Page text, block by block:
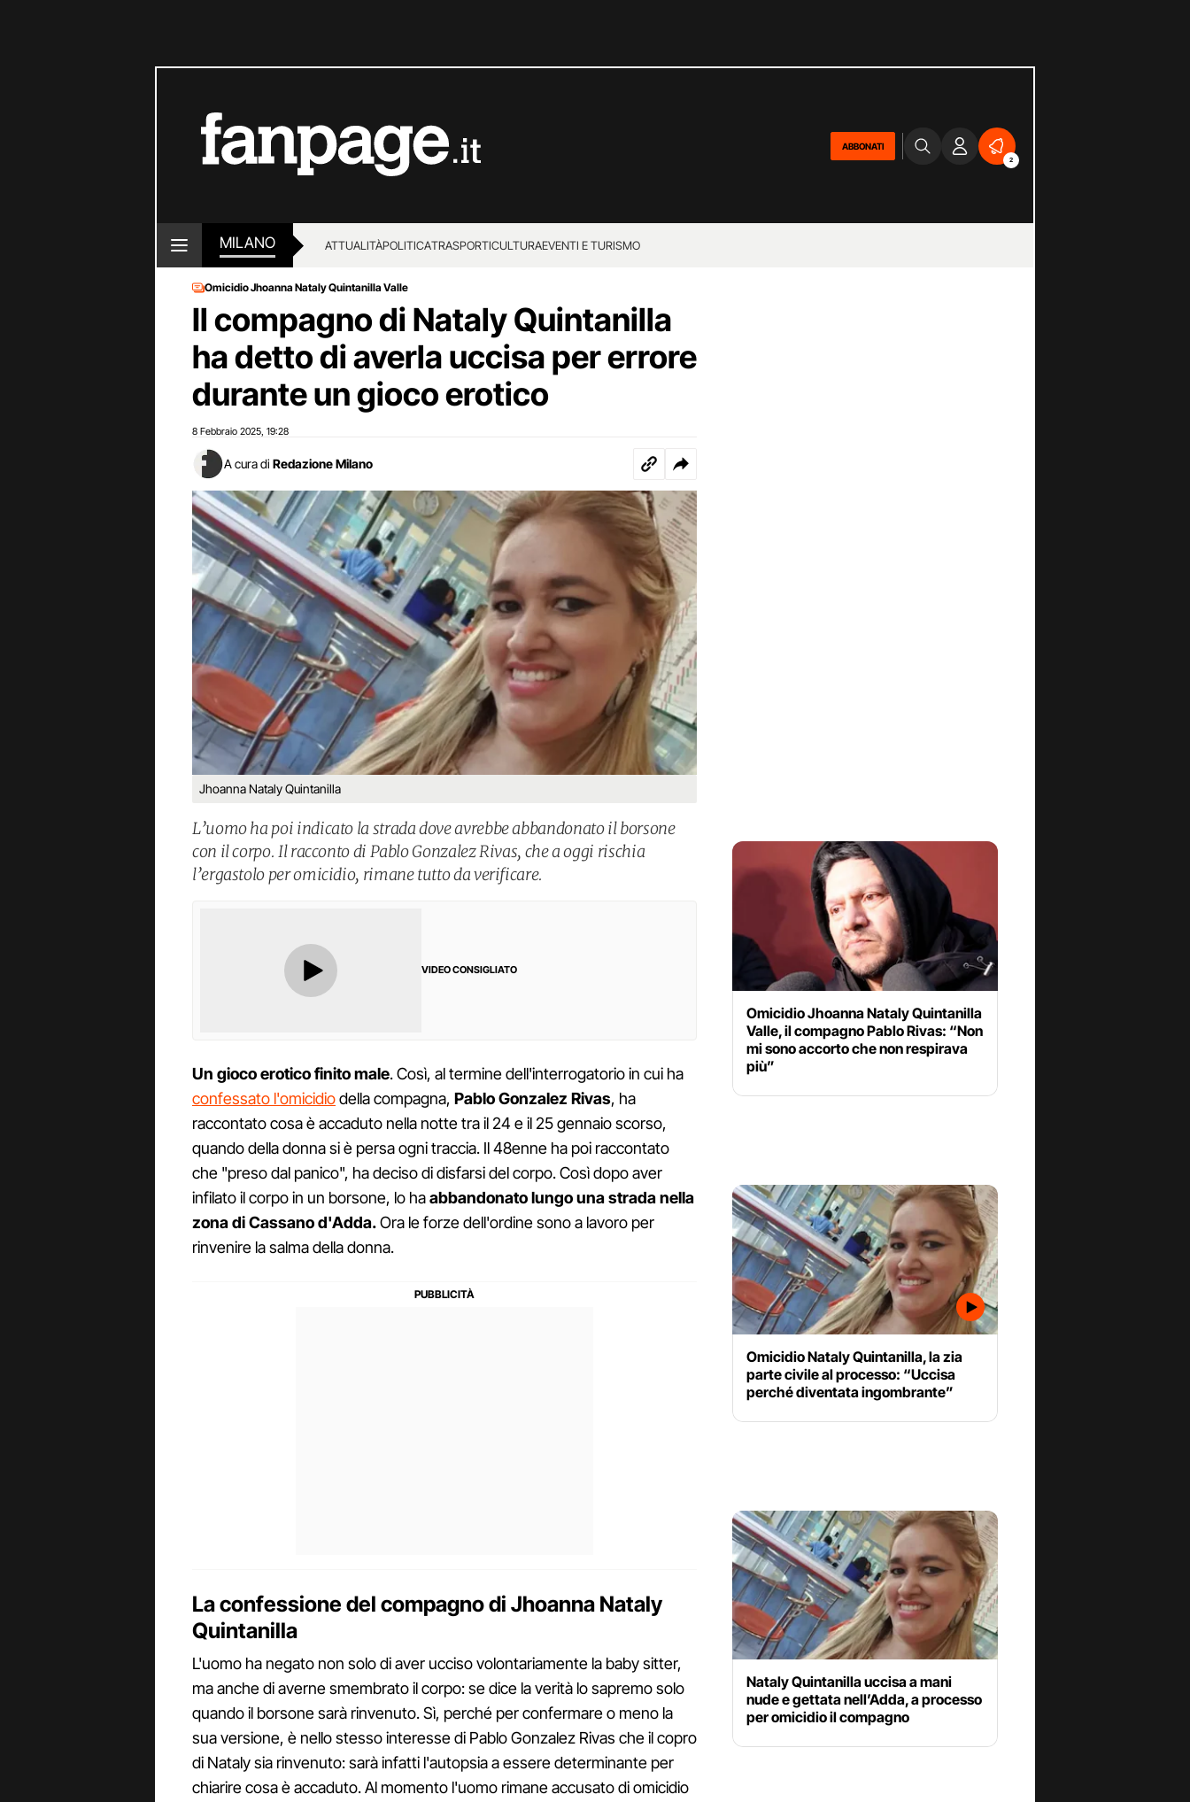
ABBONATI
2
MILANO ATTUALITÀPOLITICATRASPORTICULTURAEVENTI E TURISMO
Omicidio Jhoanna Nataly Quintanilla Valle
Il compagno di Nataly Quintanilla
ha detto di averla uccisa per errore
durante un gioco erotico
8 Febbraio 2025 19:28
A cura di Redazione Milano
Jhoanna Nataly Quintanilla
L’uomo ha poi indicato la strada dove avrebbe abbandonato il borsone
con il corpo. Il racconto di Pablo Gonzalez Rivas, che a oggi rischia
l’ergastolo per omicidio, rimane tutto da verificare.
VIDEO CONSIGLIATO
Un gioco erotico finito male. Così, al termine dell'interrogatorio in cui ha
confessato l'omicidiodella compagna, Pablo Gonzalez Rivas, ha
raccontato cosa è accaduto nella notte tra il 24 e il 25 gennaio scorso,
quando della donna si è persa ogni traccia. Il 48enne ha poi raccontato
che "preso dal panico", ha deciso di disfarsi del corpo. Così dopo aver
infilato il corpo in un borsone, lo haabbandonato lungo una strada nella
zona di Cassano d'Adda.Ora le forze dell'ordine sono a lavoro per
rinvenire la salma della donna.
La confessione del compagno di Jhoanna Nataly
Quintanilla
L'uomo ha negato non solo di aver ucciso volontariamente la baby sitter,
ma anche di averne smembrato il corpo: se dice la verità lo sapremo solo
quando il borsone sarà rinvenuto. Sì, perché per confermare o meno la
sua versione, è nello stesso interesse di Pablo Gonzalez Rivas che il copro
di Nataly sia rinvenuto: sarà infatti l'autopsia a essere determinante per
chiarire cosa è accaduto. Al momento l'uomo rimane accusato di omicidio
Omicidio Jhoanna Nataly Quintanilla
Valle, il compagno Pablo Rivas: “Non
mi sono accorto che non respirava
più”
Omicidio Nataly Quintanilla, la zia
parte civile al processo: “Uccisa
perché diventata ingombrante”
Nataly Quintanilla uccisa a mani
nude e gettata nell’Adda, a processo
per omicidio il compagno